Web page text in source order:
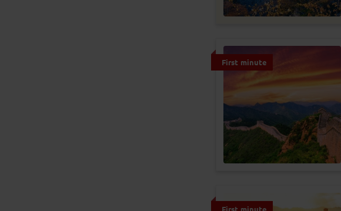
First minute
First minute